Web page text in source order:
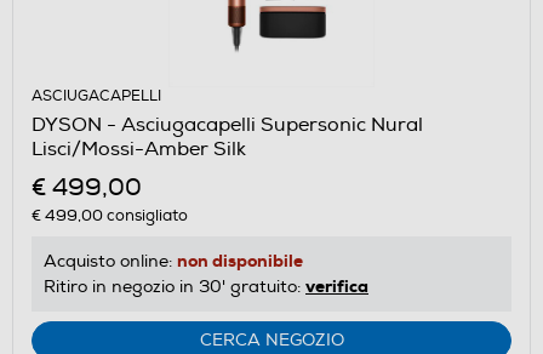
ASCIUGACAPELLI
DYSON - Asciugacapelli Supersonic Nural
Lisci/Mossi-Amber Silk
€ 499,00
€ 499,00consigliato
Acquisto online: non disponibile
Ritiro in negozio in 30' gratuito: verifica
CERCA NEGOZIO